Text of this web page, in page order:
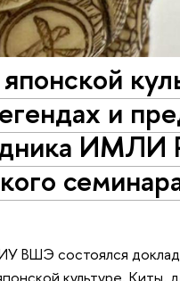
и
ВШЭ состоялся